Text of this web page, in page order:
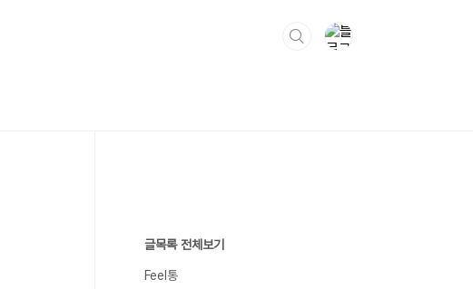
글목록 전체보기
Feel통